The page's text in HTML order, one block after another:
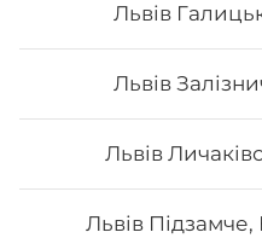
Львів
Львів
Львів
Львів
та смаковими якостями
суспільстві.
Онлайн замовлення
багато переваг:
інгредієнтів та